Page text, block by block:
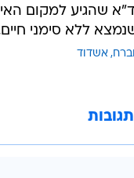
שהגיע למקום
ללא סימני
אשדוד